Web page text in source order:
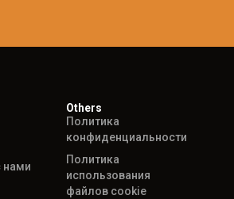
нами
Others
Политика
конфиденциальности
Политика
использования
файлов cookie